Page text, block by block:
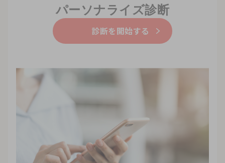
パーソナライズ診断
診断を開始する